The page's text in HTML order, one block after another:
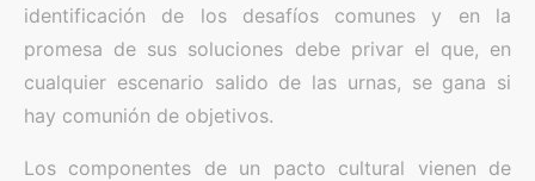
identificación de los desafíos comunes y en la
promesa de sus soluciones debe privar el que, en
cualquier escenario salido de las urnas, se gana si
hay comunión de objetivos.
Los componentes de un pacto cultural vienen de